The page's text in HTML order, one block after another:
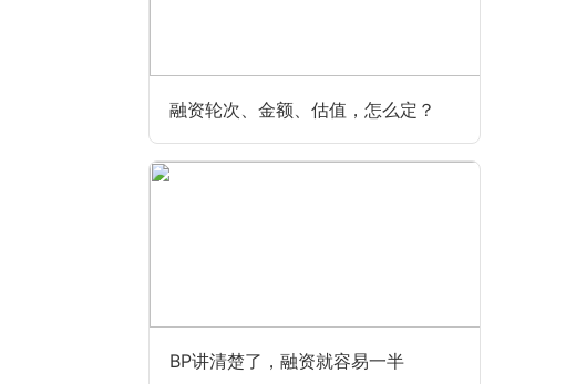
融资轮次、金额、估值，怎么定？
BP讲清楚了，融资就容易一半